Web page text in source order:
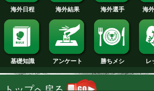
2011年
2010年